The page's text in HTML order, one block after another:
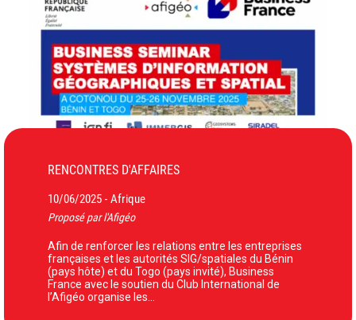
RENCONTRES D'AFFAIRES
10/06/2025 - Afrique
Proposé par l'Afigéo
Afin de renforcer les relations entre les entreprises
françaises et les autorités SIG/spatiales du Bénin
(pays hôte) et du Togo (pays invité), Business
France avec le soutien du Club International de
l’Afigéo organise les…